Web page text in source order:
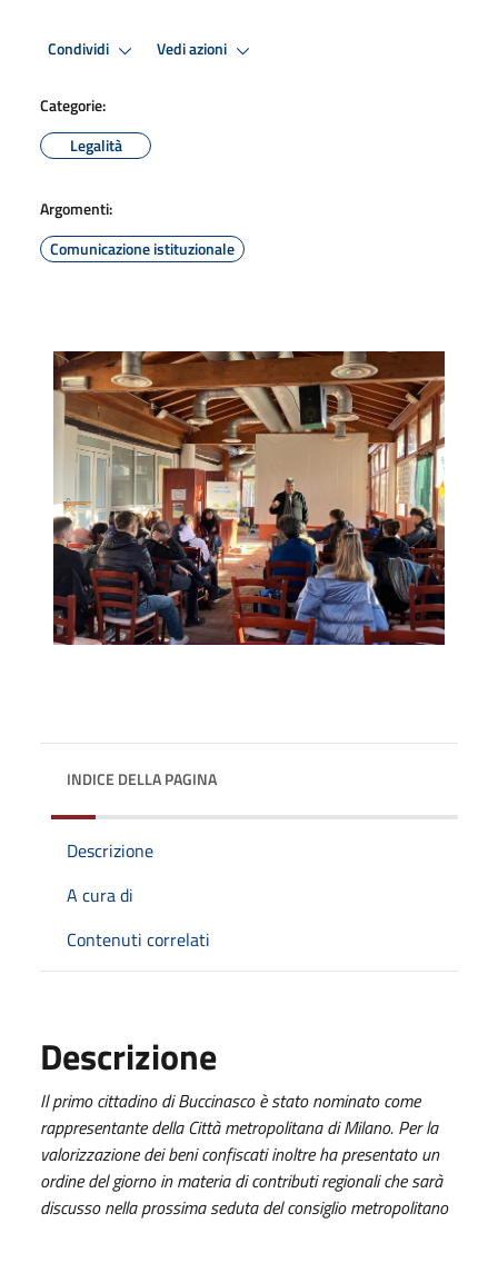
Condividi Vedi azioni
Categorie:
Legalità
Argomenti:
Comunicazione istituzionale
INDICE DELLA PAGINA
Descrizione
A cura di
Contenuti correlati
Descrizione
Il primo cittadino di Buccinasco è stato nominato come
rappresentante della Città metropolitana di Milano. Per la
valorizzazione dei beni confiscati inoltre ha presentato un
ordine del giorno in materia di contributi regionali che sarà
discusso nella prossima seduta del consiglio metropolitano